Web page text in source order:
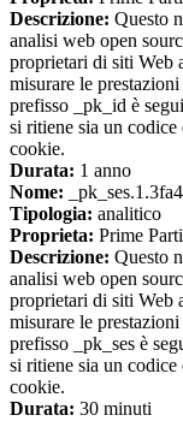
Descrizione: Questo
analisi web open
proprietari di siti Web
misurare le
prefisso _pk_id è
si ritiene sia un
cookie.
Durata: 1 anno
Nome: _pk_ses.1.3fa4
Tipologia: analitico
Proprieta: Prime Parti
Descrizione: Questo
analisi web open
proprietari di siti Web
misurare le
prefisso _pk_ses è
si ritiene sia un
cookie.
Durata: 30 minuti